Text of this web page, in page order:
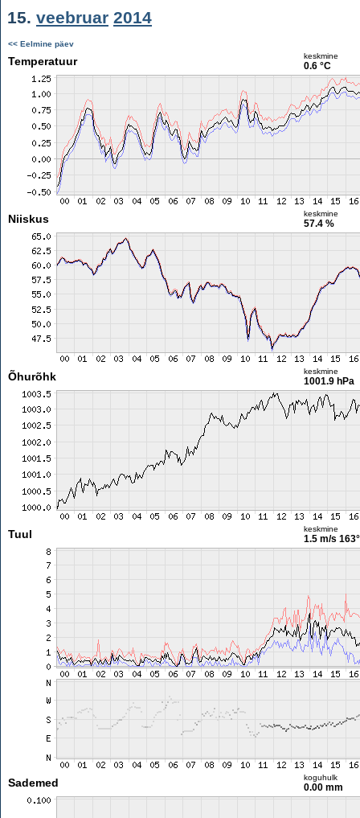
15. veebruar 2014
<< Eelmine päev
Temperatuur keskmine
0.6 °C
Niiskus keskmine
57.4 %
Õhurõhk keskmine
1001.9 hPa
Tuul keskmine
1.5 m/s 163°
Sademed koguhulk
0.00 mm